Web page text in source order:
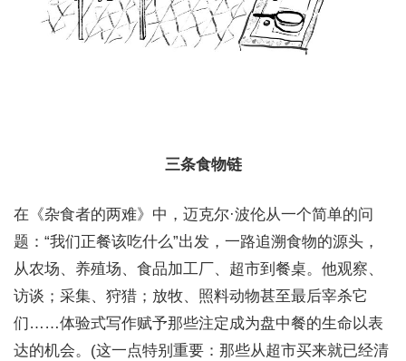
三条食物链
在《杂食者的两难》中，迈克尔·波伦从一个简单的问
题：“我们正餐该吃什么”出发，一路追溯食物的源头，
从农场、养殖场、食品加工厂、超市到餐桌。他观察、
访谈；采集、狩猎；放牧、照料动物甚至最后宰杀它
们……体验式写作赋予那些注定成为盘中餐的生命以表
达的机会。(这一点特别重要：那些从超市买来就已经清